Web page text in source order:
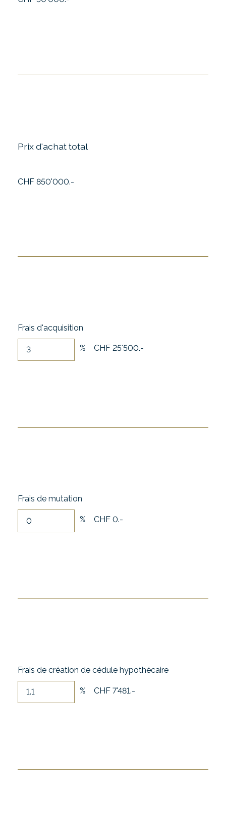
Prix d'achat total
CHF 850'000.-
Frais d'acquisition
% CHF 25'500.-
Frais de mutation
% CHF 0.-
Frais de création de cédule hypothécaire
% CHF 7'481.-